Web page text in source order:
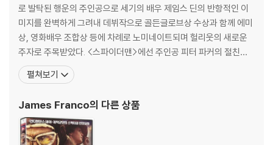
※ 디스크 외관 불량
디스크에 미세한 잔 흠집이 남아있거나 인쇄 면이 깨끗하지 않은 경우가
있으며, 상품의 불량이 아닙니다. 단, 재생에 이상이 있는 경우에는 불량으
로 인한 반품/교환이 가능합니다.
1) 불량으로 인한 교환/반품 요청 시에는 불량 확인을 위해 개봉 시의 동영
상을 요청할 수 있으며, 동영상이 없는 경우 교환/반품이 제한될 수 있습니
로 발탁된 행운의 주인공으로 세기의 배우 제임스 딘의 반항적인 이
미지를 완벽하게 그려내 데뷔작으로 골든글로브상 수상과 함께 에미
상, 영화배우 조합상 등에 차례로 노미네이트되며 헐리웃의 새로운
주자로 주목받았다. <스파이더맨>에선 주인공 피터 파커의 절친한
친구인 동시에 악당 그린 고블린의 아들 해리 오스본 역으로 출연하
였고, 2004년 여름, <스파이더맨 2>를 통해 스파이더맨에게 복수
앞에 서게 된다. 현재 감독, 각본, 제작 1인 3역을 맡은 영화
펼쳐보기
James Franco의 다른 상품